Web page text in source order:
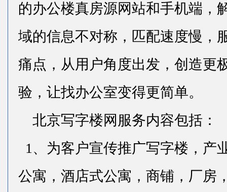
的办公楼真房源网站和手机端，
域的信息不对称，匹配速度慢，
痛点，从用户角度出发，创造更
验，让找办公室变得更简单。
北京写字楼网服务内容包括：
1、为客户宣传推广写字楼，产
公寓，酒店式公寓，商铺，厂房